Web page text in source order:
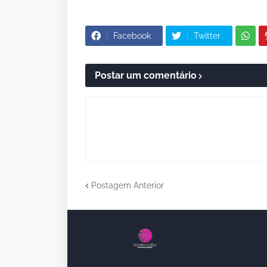
Facebook Twitter
Postar um comentário
Postagem Anterior